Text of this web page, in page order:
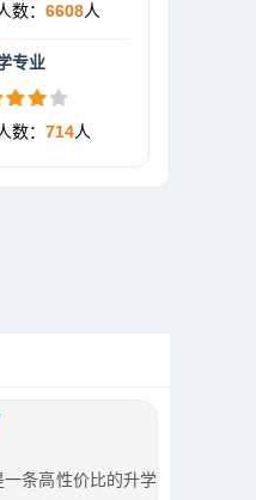
数： 6608人
专业
数： 714人
条高性价比的升学